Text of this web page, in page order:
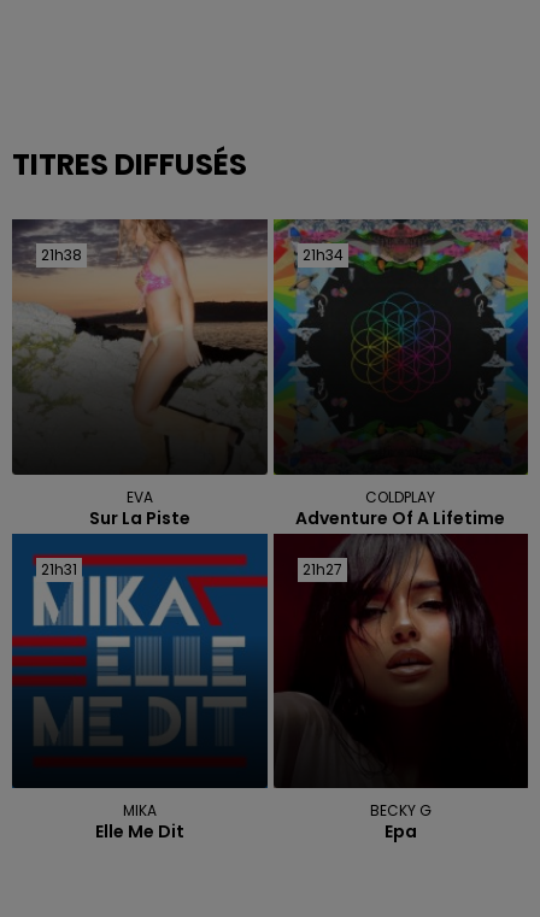
TITRES DIFFUSÉS
21h38
21h38
EVA
Sur La Piste
21h34
21h34
COLDPLAY
Adventure Of A Lifetime
21h31
21h31
MIKA
Elle Me Dit
21h27
21h27
BECKY G
Epa